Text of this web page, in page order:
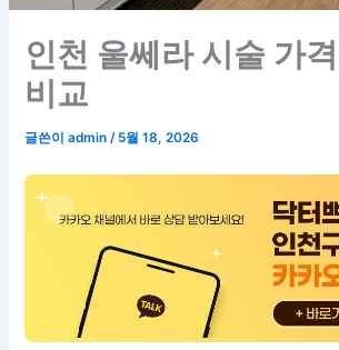
인천 울쎄라 시술 가격
비교
글쓴이admin/ 5월 18, 2026